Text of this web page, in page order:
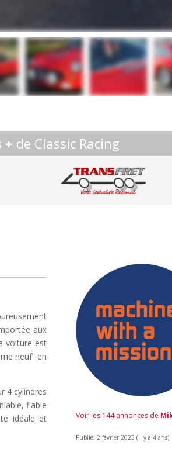
+ de Classic Racing
aux
voiture est
neuf” en
4 cylindres
fiable
idéale et
Voir les 144 annonces de
Publié: 2 février 2023 (il y a 4 ans)